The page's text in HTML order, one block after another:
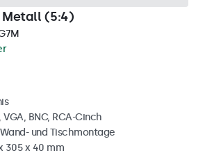
Metall (5:4)
BNC, RCA-Cinch
und Tischmontage
305 x 40 mm